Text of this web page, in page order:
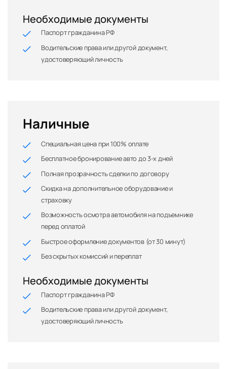
Необходимые документы
Паспорт гражданина РФ
Водительские права или другой документ,
удостоверяющий личность
Наличные
Специальная цена при 100% оплате
Бесплатное бронирование авто до 3-х дней
Полная прозрачность сделки по договору
Скидка на дополнительное оборудование и
страховку
Возможность осмотра автомобиля на подъемнике
перед оплатой
Быстрое оформление документов (от 30 минут)
Без скрытых комиссий и переплат
Необходимые документы
Паспорт гражданина РФ
Водительские права или другой документ,
удостоверяющий личность